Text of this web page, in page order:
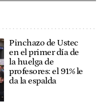
Pinchazo de Ustec
en el primer día de
la huelga de
profesores: el 91% le
da la espalda